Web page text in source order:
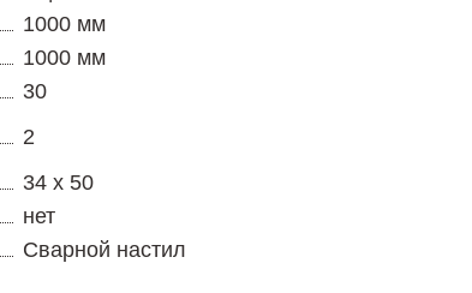
1000 мм
1000 мм
30
2
34 х 50
нет
Сварной настил